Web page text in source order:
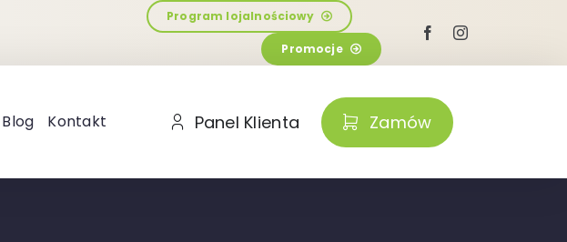
Program lojalnościowy
Promocje
Blog Kontakt Panel Klienta Zamów